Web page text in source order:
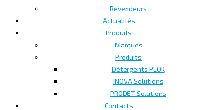
Revendeurs
Actualités
Produits
Marques
Produits
Détergents PLOK
INOVA Solutions
PRODET Solutions
Contacts